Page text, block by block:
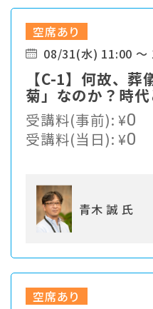
空席あり
08/31(水) 11:00 ～
【C-1】何故、
菊」なのか？時
客ニーズの中、我
ままで生き残れる
受講料(事前):¥0
受講料(当日):¥0
青木 誠 氏
空席あり